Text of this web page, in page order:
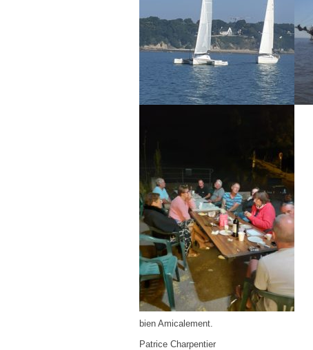
bien Amicalement.
Patrice Charpentier